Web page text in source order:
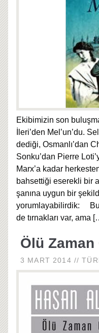
Ekibimizin son
İleri’den Mel’un’du.
dediği, Osmanlı’dan
Sonku’dan Pierre
Marx’a kadar
bahsettiği eserekli bir
şanına uygun bir
yorumlayabilirdik:
de tırnakları var, ama
Ölü
3 MART 2014 //